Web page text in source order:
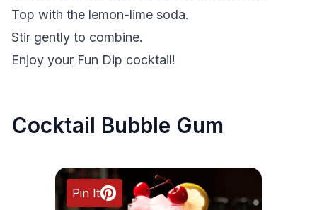
Top with the lemon-lime soda.
Stir gently to combine.
Enjoy your Fun Dip cocktail!
Cocktail Bubble Gum
Pin It